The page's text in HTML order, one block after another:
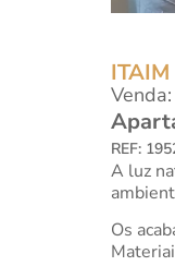
Venda:
REF:
A luz
Os